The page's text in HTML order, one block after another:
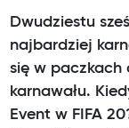
Dwudziestu
najbardziej
się w paczkach
karnawału.
Event w FIFA